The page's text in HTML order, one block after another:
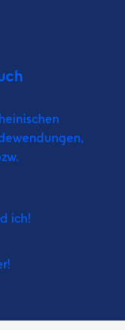
ich!